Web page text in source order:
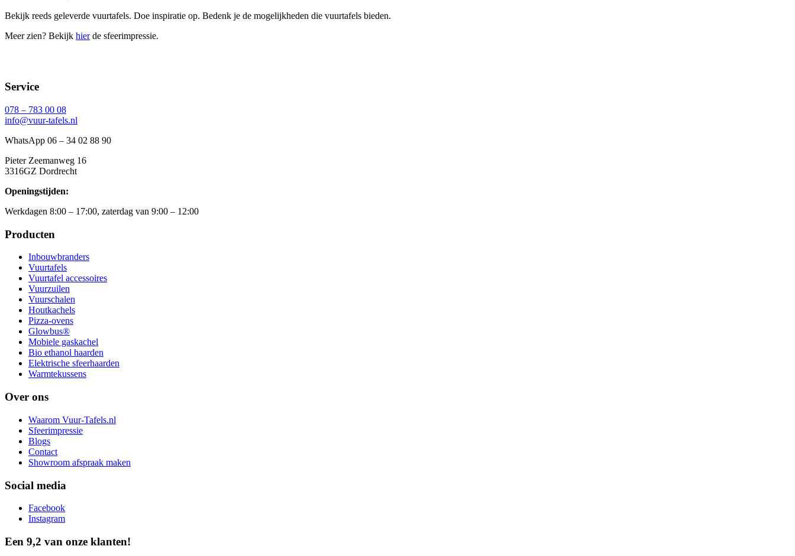
Bekijk reeds geleverde vuurtafels. Doe inspiratie op. Bedenk je de mogelijkheden die vuurtafels bieden.
Meer zien? Bekijk hierde sfeerimpressie.
Service
078 – 783 00 08
info@vuur-tafels.nl
WhatsApp 06 – 34 02 88 90
Pieter Zeemanweg 16
3316GZ Dordrecht
Openingstijden:
Werkdagen 8:00 – 17:00, zaterdag van 9:00 – 12:00
Producten
Inbouwbranders
Vuurtafels
Vuurtafel accessoires
Vuurzuilen
Vuurschalen
Houtkachels
Pizza-ovens
Glowbus®
Mobiele gaskachel
Bio ethanol haarden
Elektrische sfeerhaarden
Warmtekussens
Over ons
Waarom Vuur-Tafels.nl
Sfeerimpressie
Blogs
Contact
Showroom afspraak maken
Social media
Facebook
Instagram
Een 9,2 van onze klanten!